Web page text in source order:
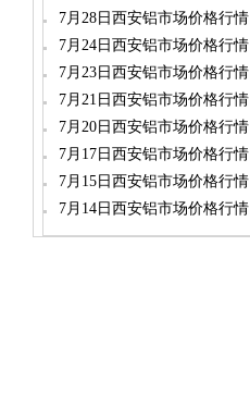
7月28日西安铝市场价格行情
7月24日西安铝市场价格行情
7月23日西安铝市场价格行情
7月21日西安铝市场价格行情
7月20日西安铝市场价格行情
7月17日西安铝市场价格行情
7月15日西安铝市场价格行情
7月14日西安铝市场价格行情